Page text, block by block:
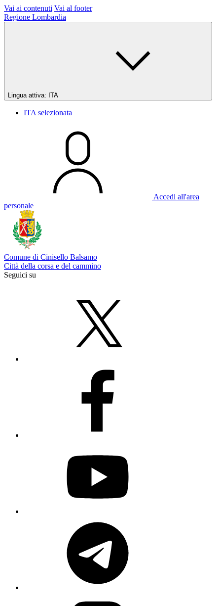
Vai ai contenuti Vai al footer
Regione Lombardia
Lingua attiva: ITA
ITA selezionata
Accedi all'area
personale
Comune di Cinisello Balsamo
Città della corsa e del cammino
Seguici su